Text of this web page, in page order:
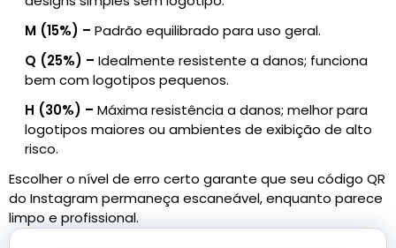
M (15%) – Padrão equilibrado para uso geral.
Q (25%) – Idealmente resistente a danos; funciona
bem com logotipos pequenos.
H (30%) – Máxima resistência a danos; melhor para
logotipos maiores ou ambientes de exibição de alto
risco.
Escolher o nível de erro certo garante que seu código QR
do Instagram permaneça escaneável, enquanto parece
limpo e profissional.